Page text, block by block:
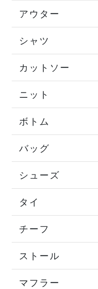
アウター
シャツ
カットソー
ニット
ボトム
バッグ
シューズ
タイ
チーフ
ストール
マフラー